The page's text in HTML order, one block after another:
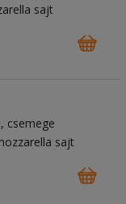
sajt
csemege
sajt